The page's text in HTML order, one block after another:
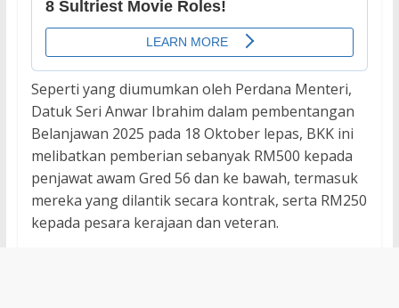
Seperti yang diumumkan oleh Perdana Menteri,
Datuk Seri Anwar Ibrahim dalam pembentangan
Belanjawan 2025 pada 18 Oktober lepas, BKK ini
melibatkan pemberian sebanyak RM500 kepada
penjawat awam Gred 56 dan ke bawah, termasuk
mereka yang dilantik secara kontrak, serta RM250
kepada pesara kerajaan dan veteran.